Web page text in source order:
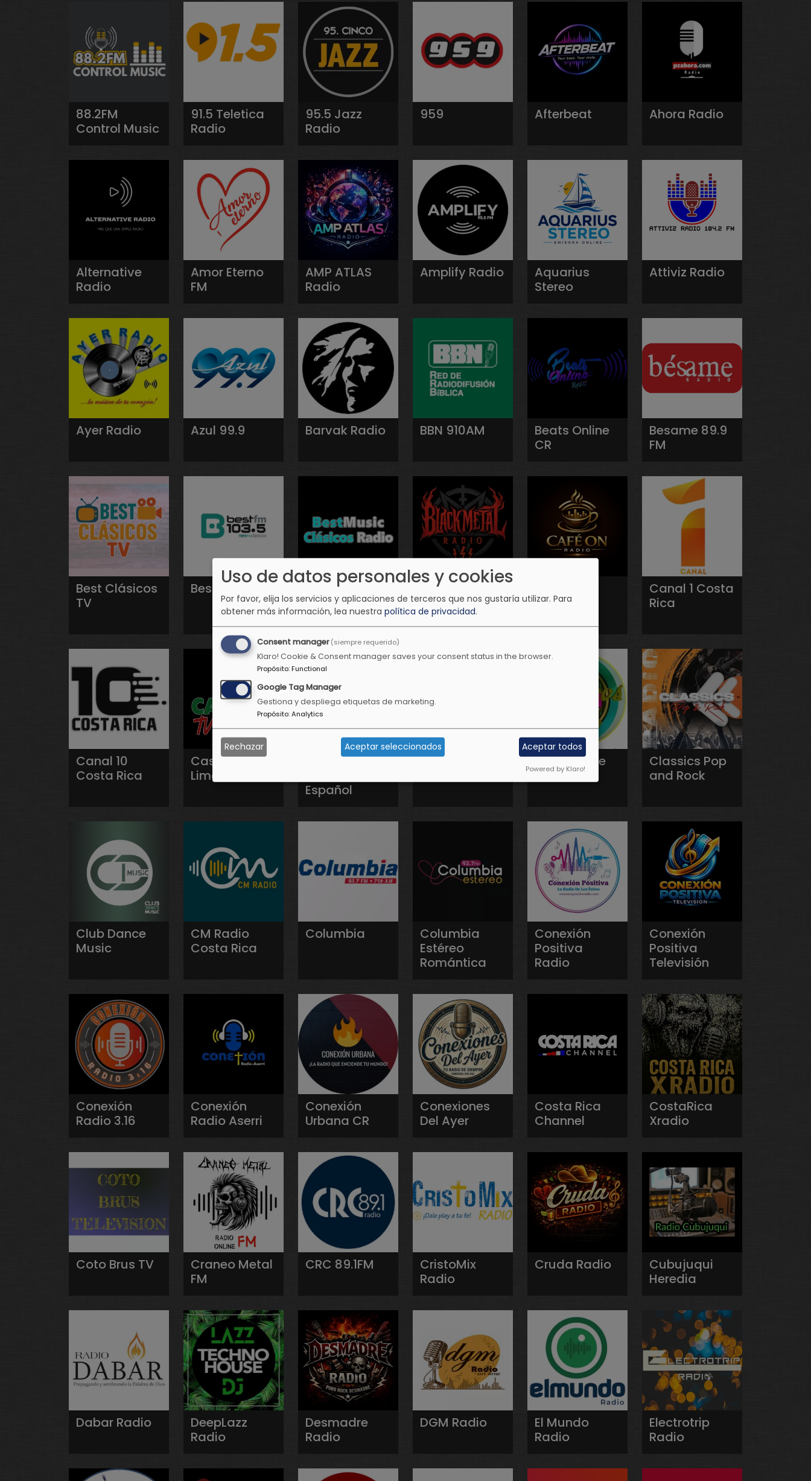
88.2FM
Control Music
91.5 Teletica
Radio
95.5 Jazz
Radio
959 Afterbeat Ahora Radio
Alternative
Radio
Amor Eterno
FM
AMP ATLAS
Radio
Amplify Radio
Aquarius
Stereo
Attiviz Radio
Ayer Radio Azul 99.9 Barvak Radio BBN 910AM
Beats Online
CR
Besame 89.9
FM
Best Clásicos
TV
Best FM
BestMusic
Clásicos
Radio
Black Metal
Radio
Radio
Canal 1 Costa
Rica
Canal 10
Costa Rica
Casino TV
Limón
Clásicos
Español
Clásicos de
Clasicos de
Oro
Classics Pop
and Rock
Club Dance
Music
CM Radio
Costa Rica
Columbia
Columbia
Estéreo
Romántica
Conexión
Positiva
Radio
Conexión
Positiva
Televisión
Conexión
Radio 3.16
Conexión
Radio Aserri
Conexión
Urbana CR
Conexiones
Del Ayer
Costa Rica
Channel
CostaRica
Xradio
Coto Brus TV
Craneo Metal
FM
CRC 89.1FM
CristoMix
Radio
Cruda Radio
Cubujuqui
Heredia
Dabar Radio
DeepLazz
Radio
Desmadre
Radio
DGM Radio
El Mundo
Radio
Electrotrip
Radio
Uso de datos personales y cookies
Por favor, elija los servicios y aplicaciones de terceros que nos gustaría utilizar. Para
obtener más información, lea nuestra política de privacidad.
Consent manager(siempre requerido)
Klaro! Cookie & Consent manager saves your consent status in the browser.
Propósito:Functional
Google Tag Manager
Gestiona y despliega etiquetas de marketing.
Propósito:Analytics
Rechazar Aceptar seleccionados Aceptar todos
Powered by Klaro!